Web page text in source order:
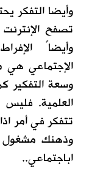
وأيضا التفكر
تصفح الإنترنت
وأيضاً
الإ
الإجتماعي هي
وسعة التفكير
العلمية. فليس
تتفكر في أمر
وذهنك مشغول
اباجتماعي..